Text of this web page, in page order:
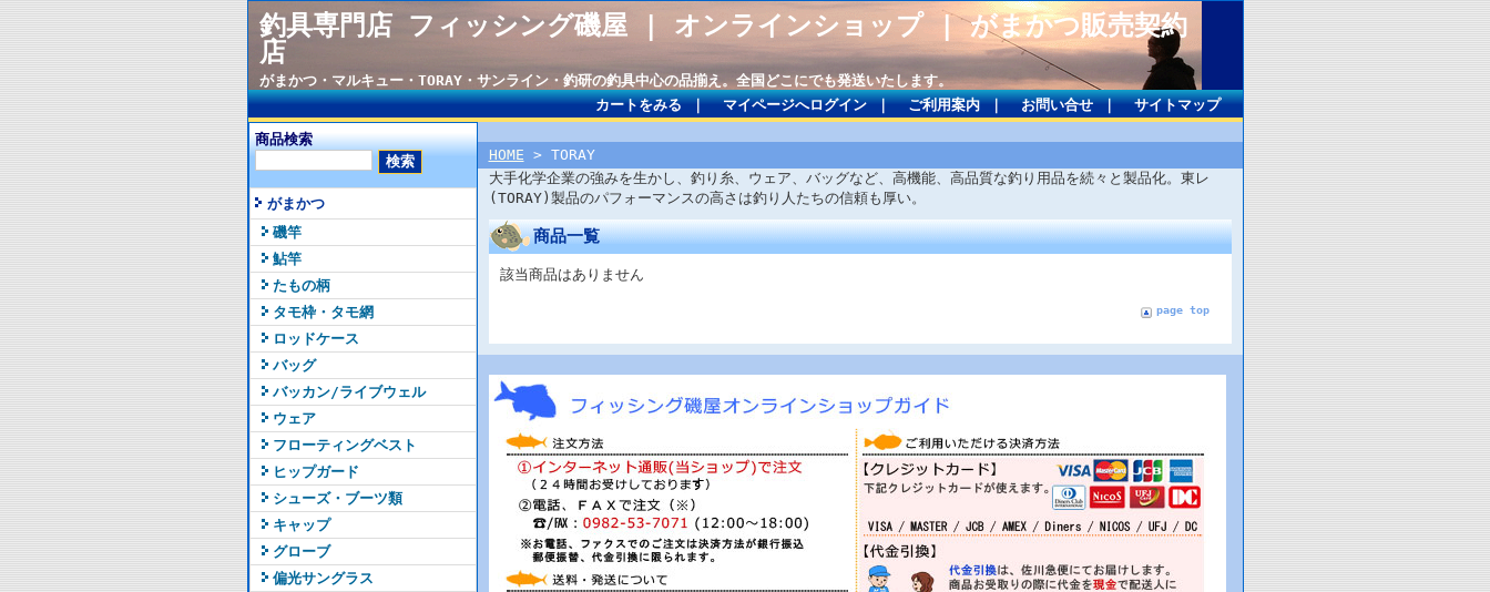
釣具専門店 フィッシング磯屋 | オンラインショップ | がまかつ販売契約
店
がまかつ・マルキュー・TORAY・サンライン・釣研の釣具中心の品揃え。全国どこにでも発送いたします。
カートをみる｜ マイページへログイン｜ ご利用案内｜ お問い合せ｜ サイトマップ
商品検索
がまかつ
磯竿
鮎竿
たもの柄
タモ枠・タモ網
ロッドケース
バッグ
バッカン/ライブウェル
ウェア
フローティングベスト
ヒップガード
シューズ・ブーツ類
キャップ
グローブ
偏光サングラス
HOME > TORAY
大手化学企業の強みを生かし、釣り糸、ウェア、バッグなど、高機能、高品質な釣り用品を続々と製品化。東レ
(TORAY)製品のパフォーマンスの高さは釣り人たちの信頼も厚い。
商品一覧
該当商品はありません
page top